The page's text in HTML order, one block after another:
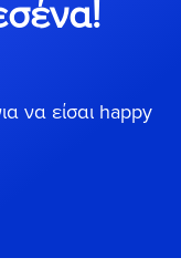
να είσαι happy